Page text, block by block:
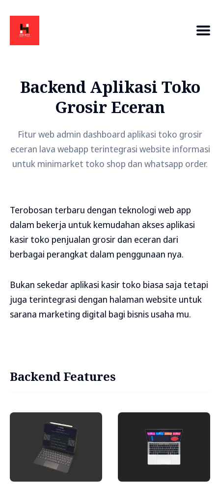
Backend Aplikasi Toko
Grosir Eceran
Fitur web admin dashboard aplikasi toko grosir
eceran lava webapp terintegrasi website informasi
untuk minimarket toko shop dan whatsapp order.
Terobosan terbaru dengan teknologi web app
dalam bekerja untuk kemudahan akses aplikasi
kasir toko penjualan grosir dan eceran dari
berbagai perangkat dalam penggunaan nya.
Bukan sekedar aplikasi kasir toko biasa saja tetapi
juga terintegrasi dengan halaman website untuk
sarana marketing digital bagi bisnis usaha mu.
Backend Features